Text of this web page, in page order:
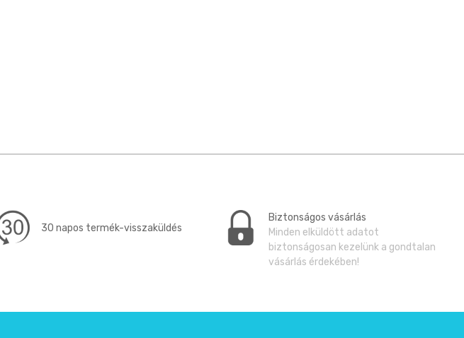
30 napos termék-visszaküldés
Biztonságos vásárlás
Minden elküldött adatot
biztonságosan kezelünk a gondtalan
vásárlás érdekében!